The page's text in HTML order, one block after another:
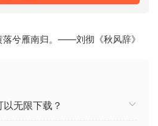
。
并访问其多样化的免版税声音和样
落兮雁南归。——刘彻《秋风辞》
无限下载？